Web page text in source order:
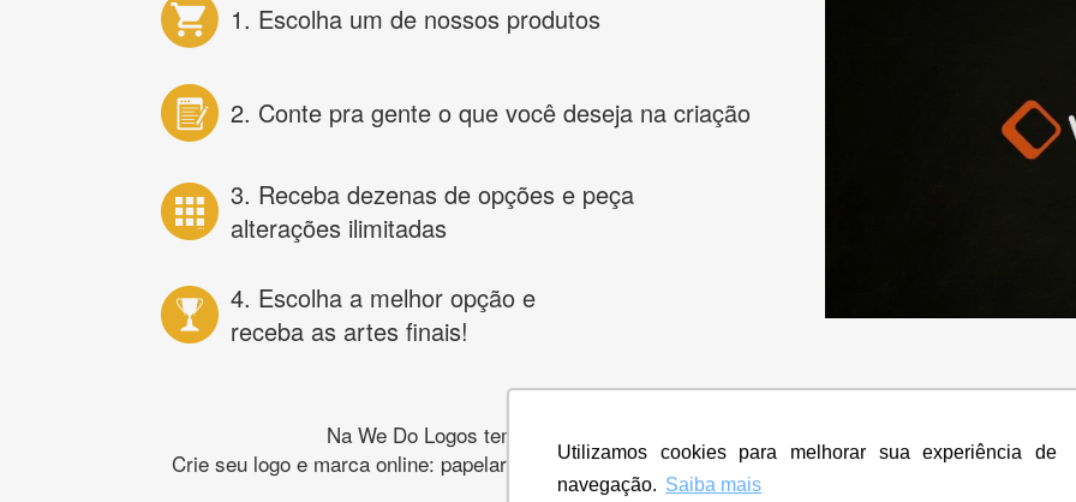
Utilizamos cookies para melhorar sua experiência de
navegação. Saiba mais
1. Escolha um de nossos produtos
2. Conte pra gente o que você deseja na criação
3. Receba dezenas de opções e peça
alterações ilimitadas
4. Escolha a melhor opção e
receba as artes finais!
Na We Do Logos temos os melhores designers de logotipos online para criar a
Crie seu logo e marca online: papelaria, banner, cartão de visita, folder, flyer, website e muito